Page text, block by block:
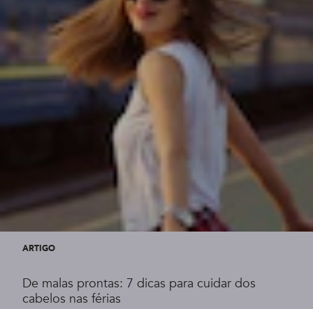
ARTIGO
De malas prontas: 7 dicas para cuidar dos
cabelos nas férias